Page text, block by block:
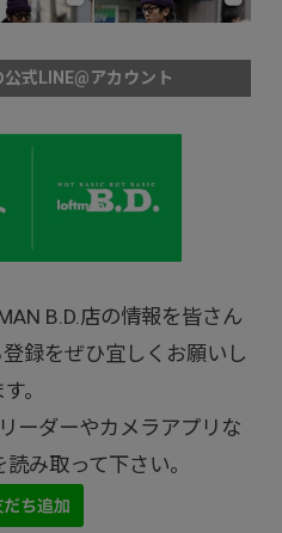
式LINE@アカウント
B.D.店の情報を皆さん
録をぜひ宜しくお願いし
。
ーダーやカメラアプリな
み取って下さい。